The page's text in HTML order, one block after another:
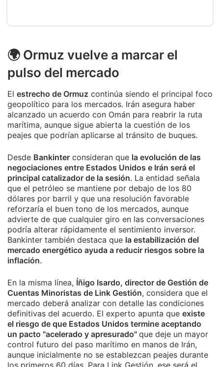
🌍 Ormuz vuelve a marcar el
pulso del mercado
El estrecho de Ormuz continúa siendo el principal foco
geopolítico para los mercados. Irán asegura haber
alcanzado un acuerdo con Omán para reabrir la ruta
marítima, aunque sigue abierta la cuestión de los
peajes que podrían aplicarse al tránsito de buques.
Desde Bankinter consideran que la evolución de las
negociaciones entre Estados Unidos e Irán será el
principal catalizador de la sesión. La entidad señala
que el petróleo se mantiene por debajo de los 80
dólares por barril y que una resolución favorable
reforzaría el buen tono de los mercados, aunque
advierte de que cualquier giro en las conversaciones
podría alterar rápidamente el sentimiento inversor.
Bankinter también destaca que la estabilización del
mercado energético ayuda a reducir riesgos sobre la
inflación.
En la misma línea, Íñigo Isardo, director de Gestión de
Cuentas Minoristas de Link Gestión, considera que el
mercado deberá analizar con detalle las condiciones
definitivas del acuerdo. El experto apunta que existe
el riesgo de que Estados Unidos termine aceptando
un pacto "acelerado y apresurado" que deje un mayor
control futuro del paso marítimo en manos de Irán,
aunque inicialmente no se establezcan peajes durante
los primeros 60 días. Para Link Gestión, ese será el